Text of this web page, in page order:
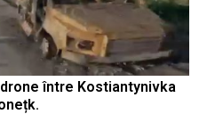
între Kostiantynivka